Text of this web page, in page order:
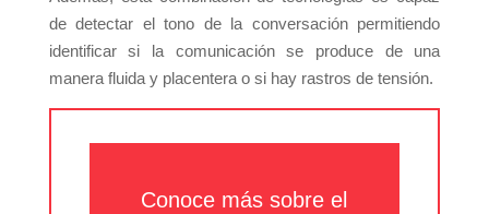
de detectar el tono de la conversación permitiendo
identificar si la comunicación se produce de una
manera fluida y placentera o si hay rastros de tensión.
Conoce más sobre el